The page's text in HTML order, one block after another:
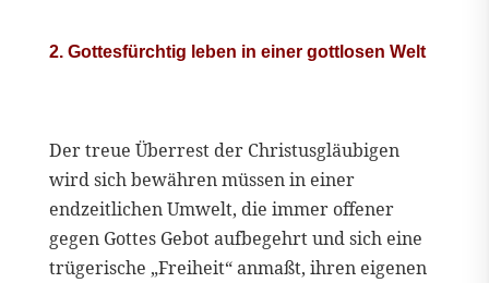
2. Gottesfürchtig leben in einer gottlosen Welt
Der treue Überrest der Christusgläubigen
wird sich bewähren müssen in einer
endzeitlichen Umwelt, die immer offener
gegen Gottes Gebot aufbegehrt und sich eine
trügerische „Freiheit“ anmaßt, ihren eigenen